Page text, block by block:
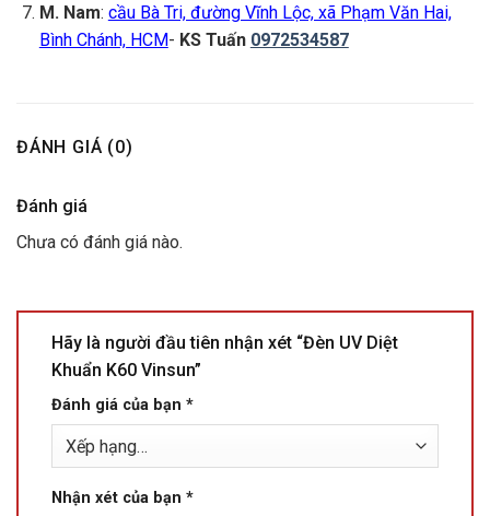
M. Nam: cầu Bà Tri, đường Vĩnh Lộc, xã Phạm Văn Hai,
Bình Chánh, HCM- KS Tuấn 0972534587
ĐÁNH GIÁ (0)
Đánh giá
Chưa có đánh giá nào.
Hãy là người đầu tiên nhận xét “Đèn UV Diệt
Khuẩn K60 Vinsun”
Đánh giá của bạn *
Nhận xét của bạn *